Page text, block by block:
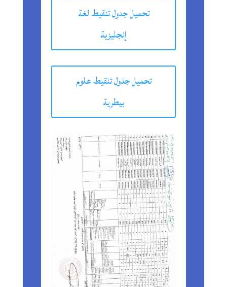
تحميل جدول تنقيط لغة
إنجليزية
تحميل جدول تنقيط علوم
بيطرية